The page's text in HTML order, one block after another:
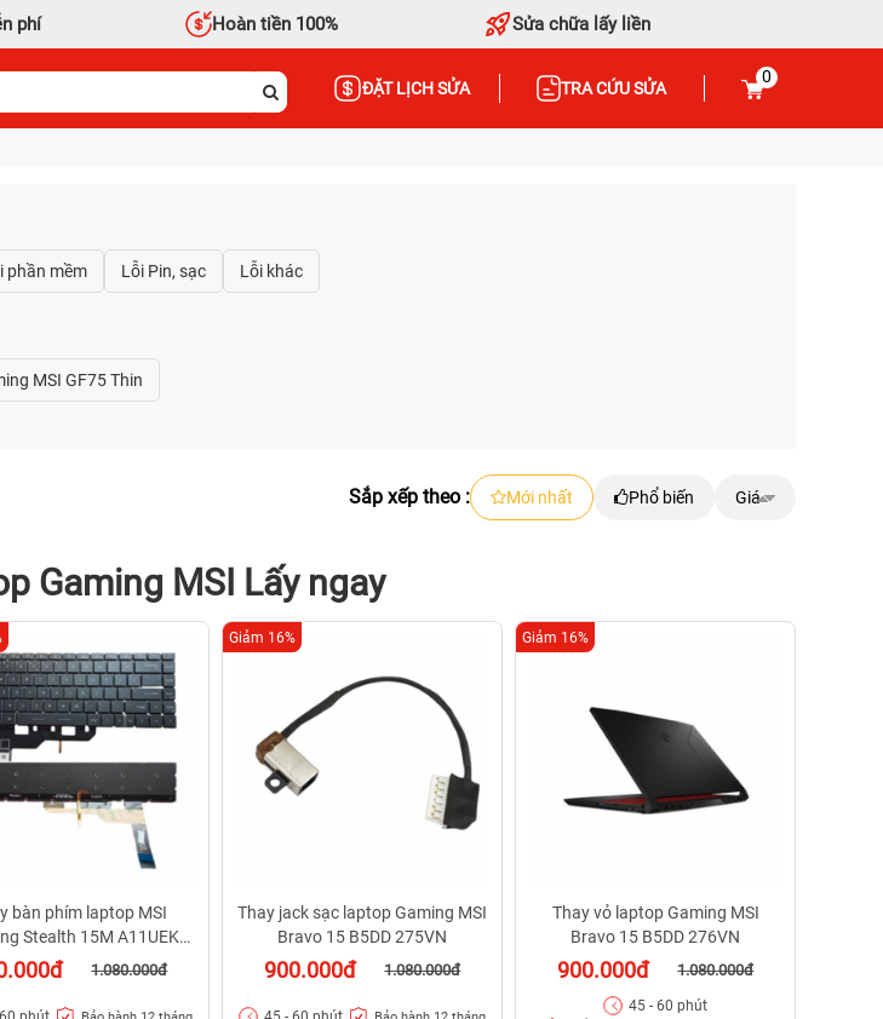
phí Hoàn tiền 100% Sửa chữa lấy liền
ĐẶT LỊCH SỬA TRA CỨU SỬA
0
Sắp xếp theo : Mới nhất Phổ biến Giá
Gaming MSI Lấy ngay
bàn phím laptop MSI
Stealth 15M A11UEK
254VN1.080.000đ
Thay jack sạc laptop Gaming MSI
Bravo 15 B5DD 275VN
900.000đ 1.080.000đ
Giảm 16%
Thay vỏ laptop Gaming MSI
Bravo 15 B5DD 276VN
900.000đ 1.080.000đ
Giảm 16%
45 - 60 phút